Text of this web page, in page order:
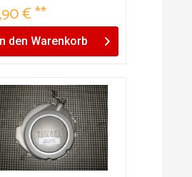
€ **
den Warenkorb